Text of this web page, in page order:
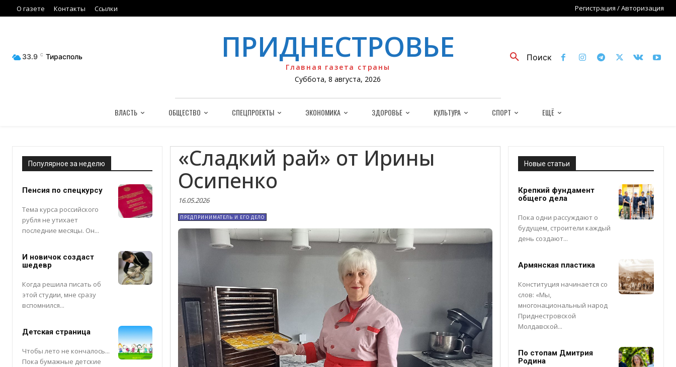
О газете Контакты Ссылки Регистрация / Авторизация
33.9 C Тирасполь ПРИДНЕСТРОВЬЕ
Главная газета страны
Суббота, 8 августа, 2026
Поиск
ВЛАСТЬ ОБЩЕСТВО СПЕЦПРОЕКТЫ ЭКОНОМИКА ЗДОРОВЬЕ КУЛЬТУРА СПОРТ ЕЩЁ
Популярное за неделю
Пенсия по спецкурсу
Тема курса российского
рубля не утихает
последние месяцы. Он...
И новичок создаст
шедевр
Когда решила писать об
этой студии, мне сразу
вспомнился...
Детская страница
Чтобы лето не кончалось...
Пока бумажные детские
«Сладкий рай» от Ирины
Осипенко
16.05.2026
ПРЕДПРИНИМАТЕЛЬ И ЕГО ДЕЛО
Новые статьи
Крепкий фундамент
общего дела
Пока одни рассуждают о
будущем, строители каждый
день создают...
Армянская пластика
Конституция начинается со
слов: «Мы,
многонациональный народ
Приднестровской
Молдавской...
По стопам Дмитрия
Родина